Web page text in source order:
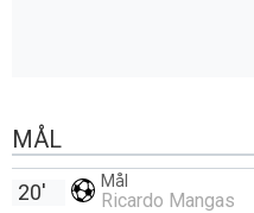
MÅL
Mål
Ricardo Mangas
20'